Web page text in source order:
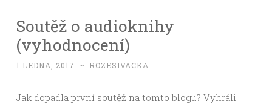
Soutěž o audioknihy
(vyhodnocení)
1 LEDNA, 2017 ~ ROZESIVACKA
Jak dopadla první soutěž na tomto blogu? Vyhráli